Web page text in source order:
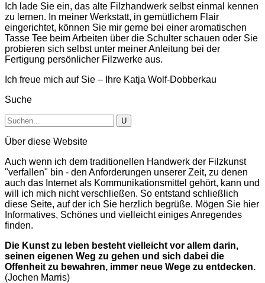
Ich lade Sie ein, das alte Filzhandwerk selbst einmal kennen
zu lernen. In meiner Werkstatt, in gemütlichem Flair
eingerichtet, können Sie mir gerne bei einer aromatischen
Tasse Tee beim Arbeiten über die Schulter schauen oder Sie
probieren sich selbst unter meiner Anleitung bei der
Fertigung persönlicher Filzwerke aus.
Ich freue mich auf Sie – Ihre Katja Wolf-Dobberkau
Suche
Über diese Website
Auch wenn ich dem traditionellen Handwerk der Filzkunst
"verfallen" bin - den Anforderungen unserer Zeit, zu denen
auch das Internet als Kommunikationsmittel gehört, kann und
will ich mich nicht verschließen. So entstand schließlich
diese Seite, auf der ich Sie herzlich begrüße. Mögen Sie hier
Informatives, Schönes und vielleicht einiges Anregendes
finden.
Die Kunst zu leben besteht vielleicht vor allem darin,
seinen eigenen Weg zu gehen und sich dabei die
Offenheit zu bewahren, immer neue Wege zu entdecken.
(Jochen Marris)